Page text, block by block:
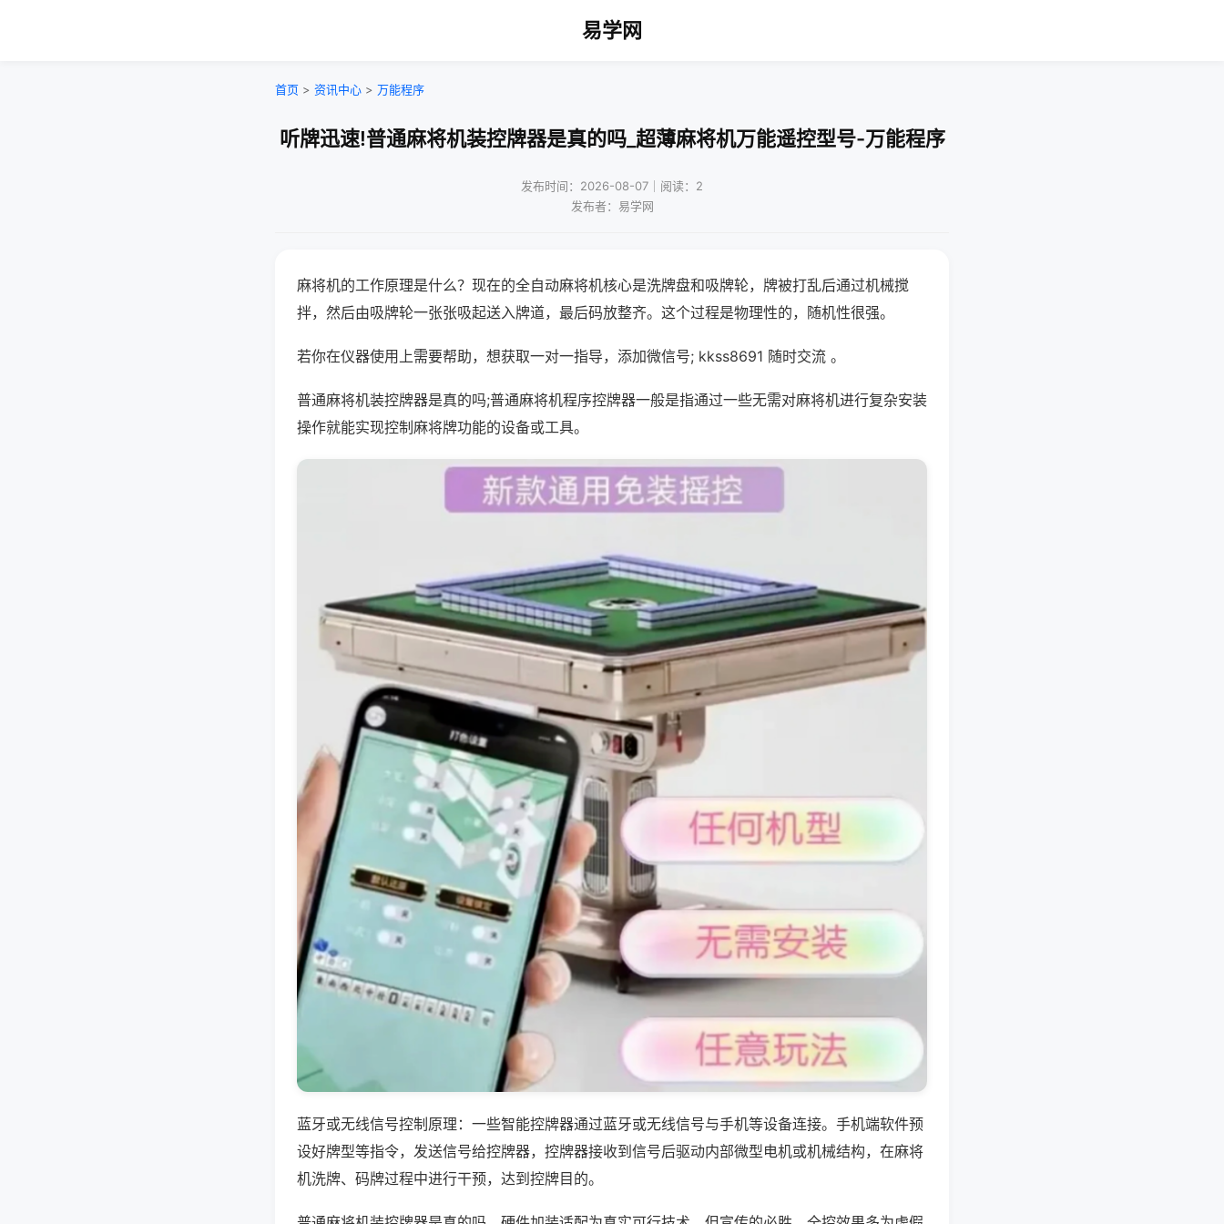
易学网
首页 > 资讯中心 > 万能程序
听牌迅速!普通麻将机装控牌器是真的吗_超薄麻将机万能遥控型号-万能程序
发布时间：2026-08-07｜阅读：2
发布者：易学网
麻将机的工作原理是什么？现在的全自动麻将机核心是洗牌盘和吸牌轮，牌被打乱后通过机械搅
拌，然后由吸牌轮一张张吸起送入牌道，最后码放整齐。这个过程是物理性的，随机性很强。
若你在仪器使用上需要帮助，想获取一对一指导，添加微信号; kkss8691 随时交流 。
普通麻将机装控牌器是真的吗;普通麻将机程序控牌器一般是指通过一些无需对麻将机进行复杂安装
操作就能实现控制麻将牌功能的设备或工具。
蓝牙或无线信号控制原理：一些智能控牌器通过蓝牙或无线信号与手机等设备连接。手机端软件预
设好牌型等指令，发送信号给控牌器，控牌器接收到信号后驱动内部微型电机或机械结构，在麻将
机洗牌、码牌过程中进行干预，达到控牌目的。